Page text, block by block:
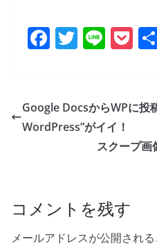
F
e
b
T
er
Li P
et
Google DocsからWPに投
WordPress”がイイ！
スクープ画
コメントを残す
メールアドレスが公開される